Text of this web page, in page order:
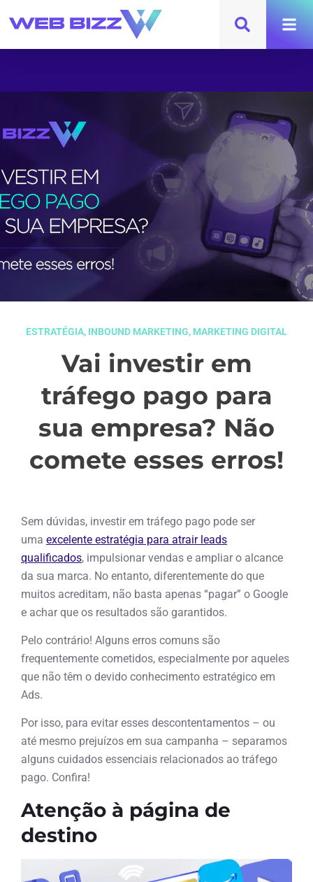
ESTRATÉGIA, INBOUND MARKETING, MARKETING DIGITAL
Vai investir em
tráfego pago para
sua empresa? Não
comete esses erros!
Sem dúvidas, investir em tráfego pago pode ser
uma excelente estratégia para atrair leads
qualificados, impulsionar vendas e ampliar o alcance
da sua marca. No entanto, diferentemente do que
muitos acreditam, não basta apenas “pagar” o Google
e achar que os resultados são garantidos.
Pelo contrário! Alguns erros comuns são
frequentemente cometidos, especialmente por aqueles
que não têm o devido conhecimento estratégico em
Ads.
Por isso, para evitar esses descontentamentos – ou
até mesmo prejuízos em sua campanha – separamos
alguns cuidados essenciais relacionados ao tráfego
pago. Confira!
Atenção à página de
destino